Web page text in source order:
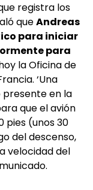
registra los
queAndreas
para iniciar
para
la Oficina de
‘Una
en la
que el avión
pies (unos 30
del descenso,
velocidad del